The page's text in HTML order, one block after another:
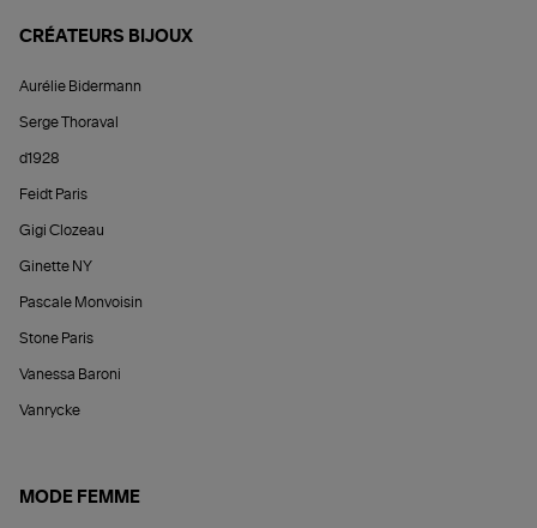
CRÉATEURS BIJOUX
Aurélie Bidermann
Serge Thoraval
d1928
Feidt Paris
Gigi Clozeau
Ginette NY
Pascale Monvoisin
Stone Paris
Vanessa Baroni
Vanrycke
MODE FEMME